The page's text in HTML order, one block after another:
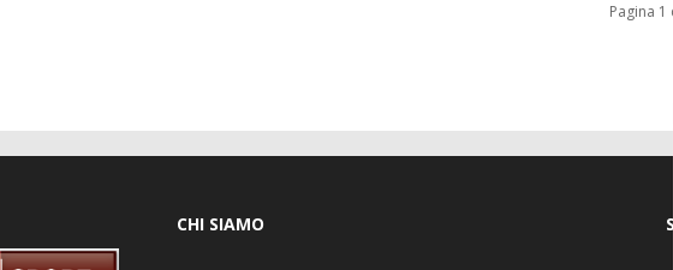
Pagina 1
CHI SIAMO